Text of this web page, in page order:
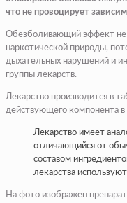
что не провоцирует
Обезболивающий эффект не
наркотической природы,
дыхательных нарушений и
группы лекарств.
Лекарство производится в
действующего компонента
Лекарство имеет
отличающийся от
составом
лекарства
На фото изображен